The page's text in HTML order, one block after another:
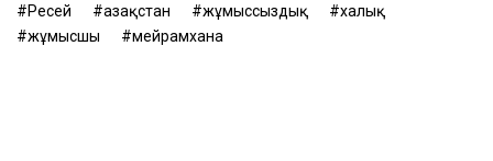
Ресей Қазақстан жұмыссыздық
халық
жұмысшы
мейрамхана